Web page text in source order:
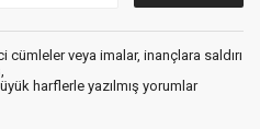
veya imalar, inançlara saldırı
harflerle yazılmış yorumlar